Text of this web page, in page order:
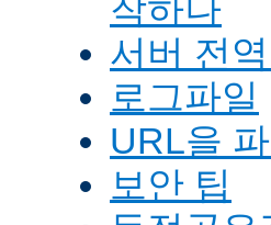
작하나
서버 전
로그파일
URL을
보안 팁